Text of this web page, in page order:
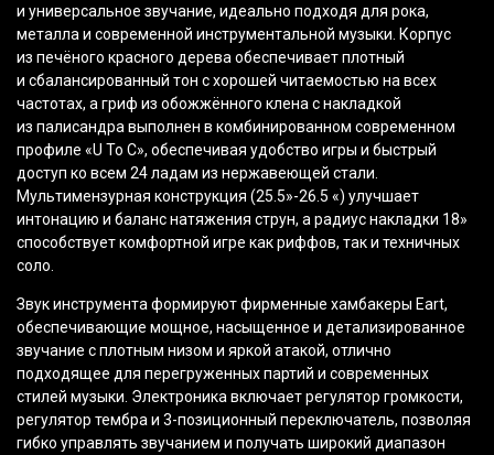
и универсальное звучание, идеально подходя для рока,
металла и современной инструментальной музыки. Корпус
из печёного красного дерева обеспечивает плотный
и сбалансированный тон с хорошей читаемостью на всех
частотах, а гриф из обожжённого клена с накладкой
из палисандра выполнен в комбинированном современном
профиле «U To C», обеспечивая удобство игры и быстрый
доступ ко всем 24 ладам из нержавеющей стали.
Мультимензурная конструкция (25.5»-26.5 «) улучшает
интонацию и баланс натяжения струн, а радиус накладки 18»
способствует комфортной игре как риффов, так и техничных
соло.
Звук инструмента формируют фирменные хамбакеры Eart,
обеспечивающие мощное, насыщенное и детализированное
звучание с плотным низом и яркой атакой, отлично
подходящее для перегруженных партий и современных
стилей музыки. Электроника включает регулятор громкости,
регулятор тембра и 3-позиционный переключатель, позволяя
гибко управлять звучанием и получать широкий диапазон